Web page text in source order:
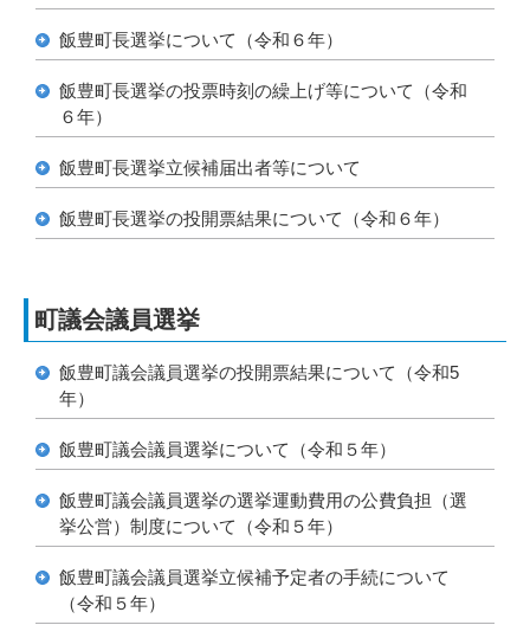
飯豊町長選挙について（令和６年）
飯豊町長選挙の投票時刻の繰上げ等について（令和
６年）
飯豊町長選挙立候補届出者等について
飯豊町長選挙の投開票結果について（令和６年）
町議会議員選挙
飯豊町議会議員選挙の投開票結果について（令和5
年）
飯豊町議会議員選挙について（令和５年）
飯豊町議会議員選挙の選挙運動費用の公費負担（選
挙公営）制度について（令和５年）
飯豊町議会議員選挙立候補予定者の手続について
（令和５年）